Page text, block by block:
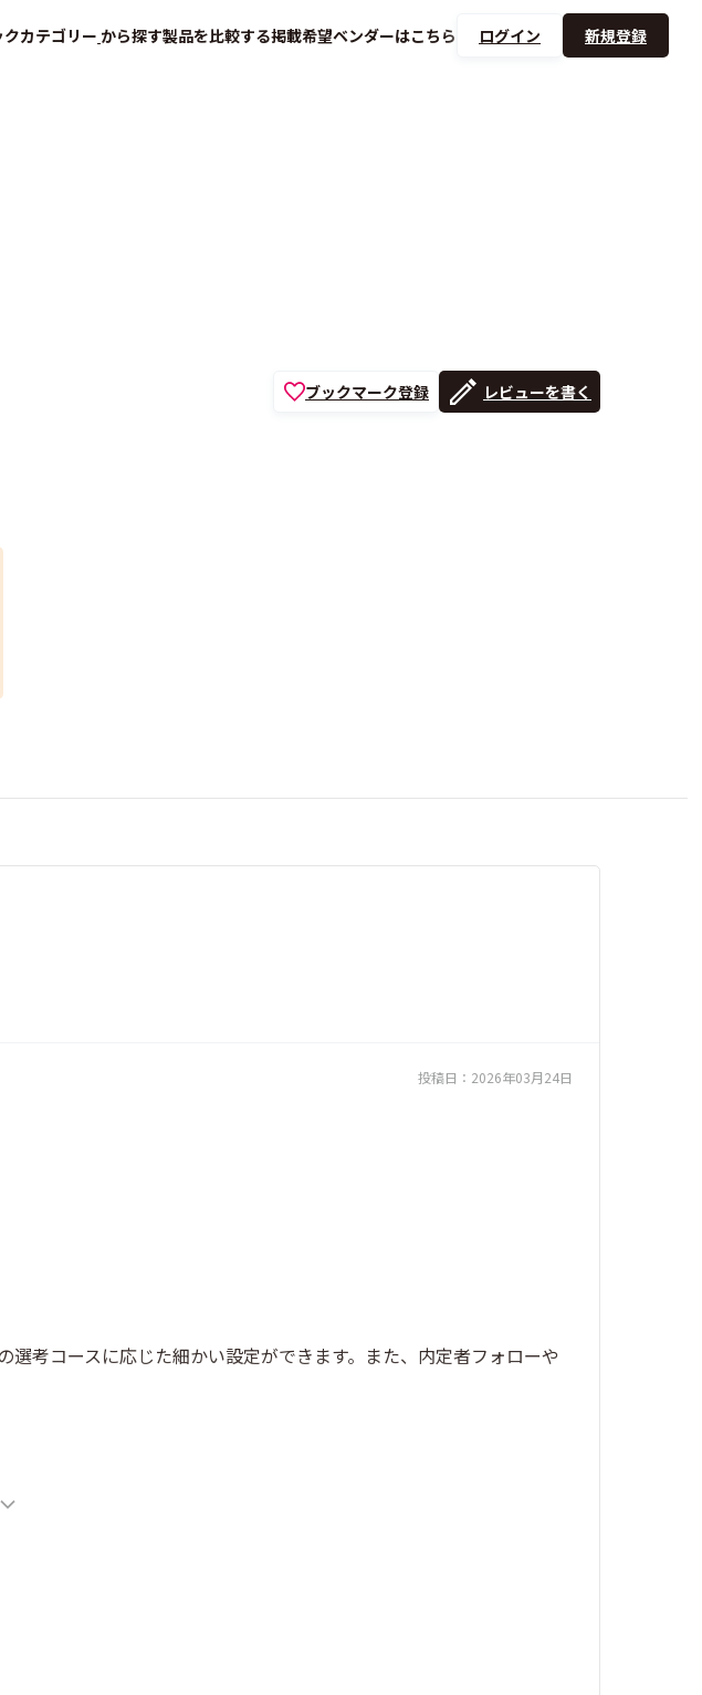
カテゴリー から探す製品を比較する掲載希望ベンダーはこちら ログイン 新規登録
ブックマーク登録 レビューを書く
投稿日： 2026年03月24日
考コースに応じた細かい設定ができます。また、内定者フォローや